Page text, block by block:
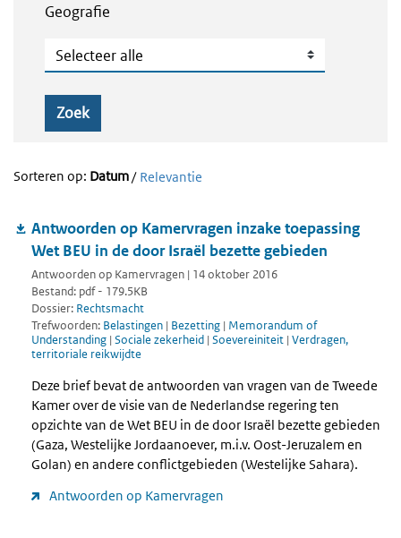
Geografie
Geografie
Zoek
Sorteren op: Datum/ Relevantie
Antwoorden op Kamervragen inzake toepassing
Wet BEU in de door Israël bezette gebieden
Antwoorden op Kamervragen | 14 oktober 2016
Bestand: pdf - 179.5KB
Dossier: Rechtsmacht
Trefwoorden: Belastingen | Bezetting | Memorandum of
Understanding | Sociale zekerheid | Soevereiniteit | Verdragen,
territoriale reikwijdte
Deze brief bevat de antwoorden van vragen van de Tweede
Kamer over de visie van de Nederlandse regering ten
opzichte van de Wet BEU in de door Israël bezette gebieden
(Gaza, Westelijke Jordaanoever, m.i.v. Oost-Jeruzalem en
Golan) en andere conflictgebieden (Westelijke Sahara).
Antwoorden op Kamervragen